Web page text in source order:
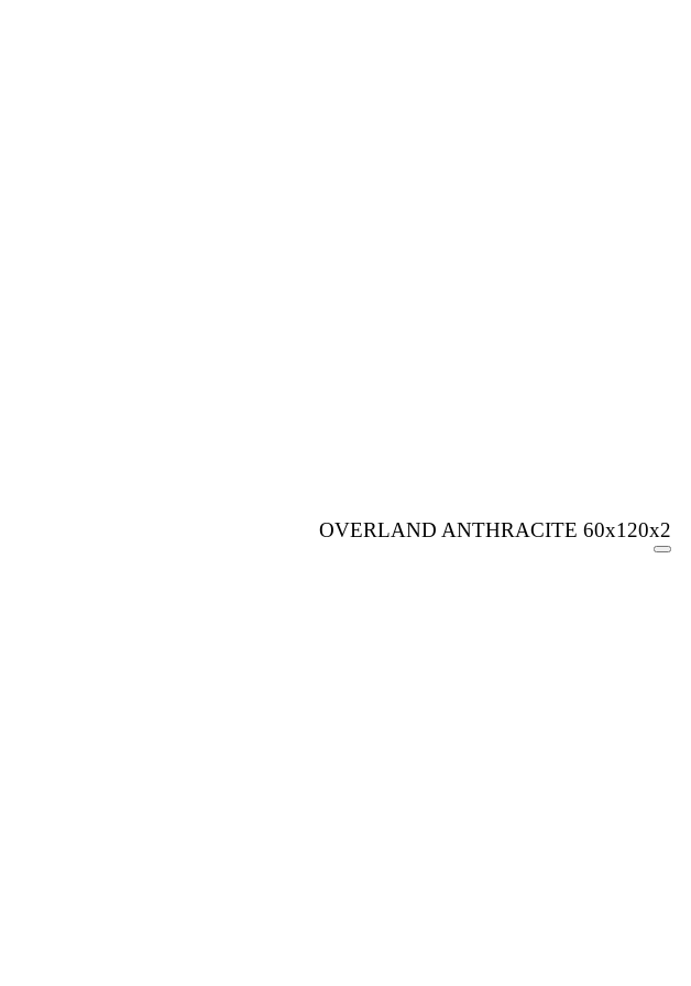
OVERLAND ANTHRACITE 60x120x2